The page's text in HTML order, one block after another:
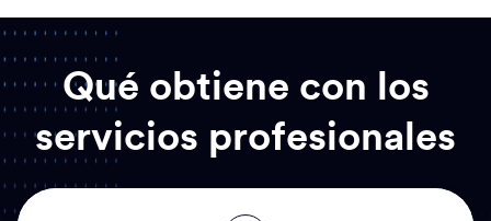
Qué obtiene con los
servicios profesionales